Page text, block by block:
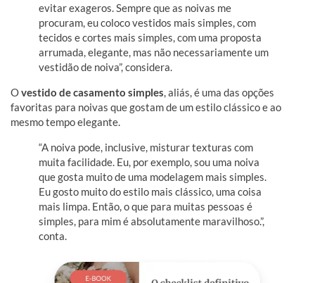
evitar exageros. Sempre que as noivas me
procuram, eu coloco vestidos mais simples, com
tecidos e cortes mais simples, com uma proposta
arrumada, elegante, mas não necessariamente um
vestidão de noiva”, considera.
Ovestido de casamento simples, aliás, é uma das opções
favoritas para noivas que gostam de um estilo clássico e ao
mesmo tempo elegante.
“A noiva pode, inclusive, misturar texturas com
muita facilidade. Eu, por exemplo, sou uma noiva
que gosta muito de uma modelagem mais simples.
Eu gosto muito do estilo mais clássico, uma coisa
mais limpa. Então, o que para muitas pessoas é
simples, para mim é absolutamente maravilhoso.”,
conta.